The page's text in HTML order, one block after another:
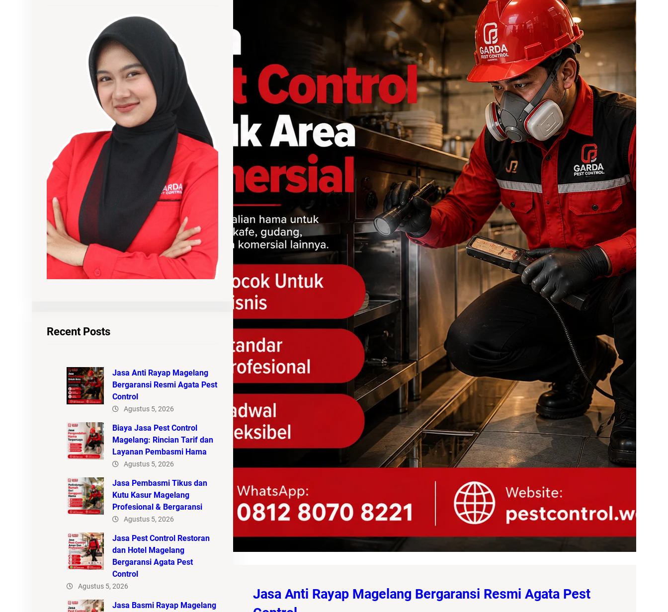
Recent Posts
Jasa Anti Rayap Magelang
Bergaransi Resmi Agata Pest
Control
Agustus 5, 2026
Biaya Jasa Pest Control
Magelang: Rincian Tarif dan
Layanan Pembasmi Hama
Agustus 5, 2026
Jasa Pembasmi Tikus dan
Kutu Kasur Magelang
Profesional & Bergaransi
Agustus 5, 2026
Jasa Pest Control Restoran
dan Hotel Magelang
Bergaransi Agata Pest
Control
Agustus 5, 2026
Jasa Basmi Rayap Magelang
Jasa Anti Rayap Magelang Bergaransi Resmi Agata Pest